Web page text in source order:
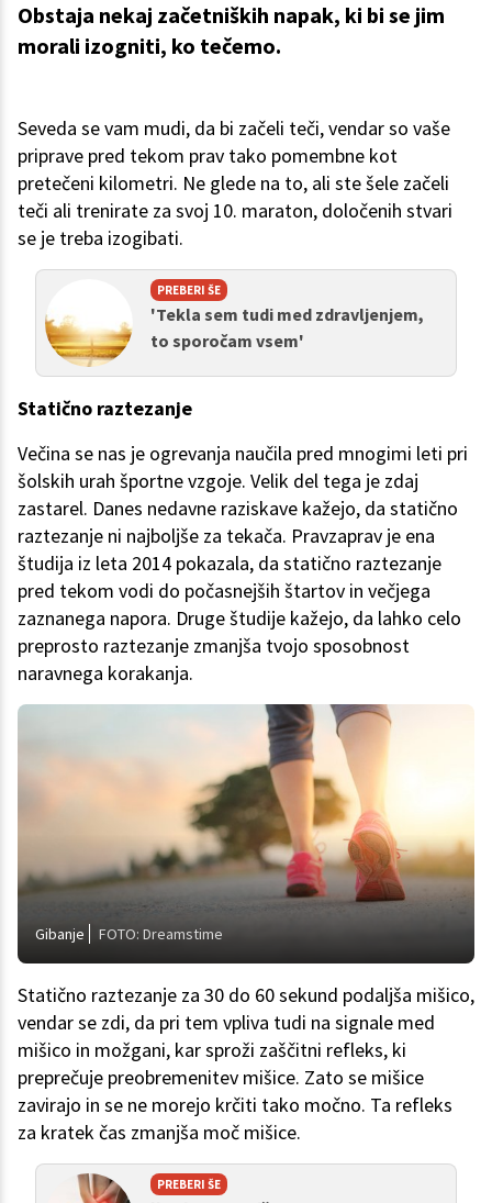
Obstaja nekaj začetniških napak, ki bi se jim
morali izogniti, ko tečemo.
Seveda se vam mudi, da bi začeli teči, vendar so vaše
priprave pred tekom prav tako pomembne kot
pretečeni kilometri. Ne glede na to, ali ste šele začeli
teči ali trenirate za svoj 10. maraton, določenih stvari
se je treba izogibati.
PREBERI ŠE
'Tekla sem tudi med zdravljenjem,
to sporočam vsem'
Statično raztezanje
Večina se nas je ogrevanja naučila pred mnogimi leti pri
šolskih urah športne vzgoje. Velik del tega je zdaj
zastarel. Danes nedavne raziskave kažejo, da statično
raztezanje ni najboljše za tekača. Pravzaprav je ena
študija iz leta 2014 pokazala, da statično raztezanje
pred tekom vodi do počasnejših štartov in večjega
zaznanega napora. Druge študije kažejo, da lahko celo
preprosto raztezanje zmanjša tvojo sposobnost
naravnega korakanja.
Gibanje FOTO: Dreamstime
Statično raztezanje za 30 do 60 sekund podaljša mišico,
vendar se zdi, da pri tem vpliva tudi na signale med
mišico in možgani, kar sproži zaščitni refleks, ki
preprečuje preobremenitev mišice. Zato se mišice
zavirajo in se ne morejo krčiti tako močno. Ta refleks
za kratek čas zmanjša moč mišice.
PREBERI ŠE